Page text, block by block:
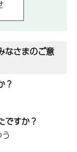
なさまのご意
？
ですか？